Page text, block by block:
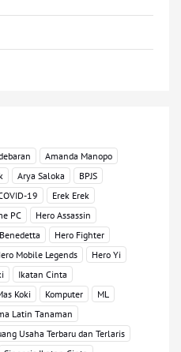
Amanda Manopo
Arya Saloka
BPJS
19
Erek Erek
PC
Hero Assassin
Hero Fighter
Mobile Legends
Hero Yi
Ikatan Cinta
Koki Komputer
ML
Latin Tanaman
Usaha Terbaru dan Terlaris